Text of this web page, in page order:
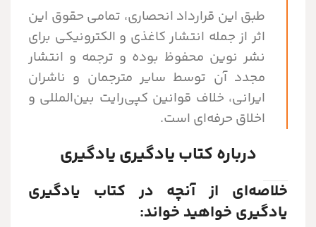
طبق این قرارداد انحصاری، تمامی حقوق این
اثر از جمله انتشار کاغذی و الکترونیکی برای
نشر نوین محفوظ بوده و ترجمه و انتشار
مجدد آن توسط سایر مترجمان و ناشران
ایرانی، خلاف قوانین کپی‌رایت بین‌المللی و
اخلاق حرفه‌ای است.
درباره کتاب یادگیری یادگیری
خلاصه‌ای از آنچه در کتاب یادگیری
یادگیری خواهید خواند: